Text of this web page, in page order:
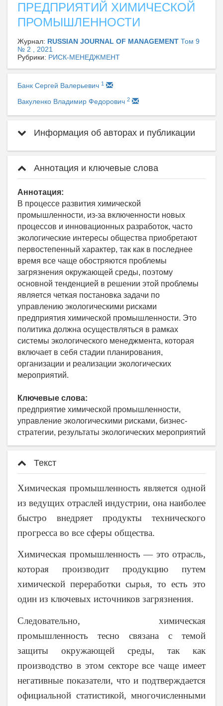
ПРЕДПРИЯТИЙ ХИМИЧЕСКОЙ
ПРОМЫШЛЕННОСТИ
Журнал: RUSSIAN JOURNAL OF MANAGEMENT Том 9
№ 2 , 2021
Рубрики: РИСК-МЕНЕДЖМЕНТ
Банк Сергей Валерьевич 1
Вакуленко Владимир Федорович 2
Информация об авторах и публикации
Аннотация и ключевые слова
Аннотация:
В процессе развития химической
промышленности, из-за включенности новых
процессов и инновационных разработок, часто
экологические интересы общества приобретают
первостепенный характер, так как в последнее
время все чаще обостряются проблемы
загрязнения окружающей среды, поэтому
основной тенденцией в решении этой проблемы
является четкая постановка задачи по
управлению экологическими рисками
предприятия химической промышленности. Это
политика должна осуществляться в рамках
системы экологического менеджмента, которая
включает в себя стадии планирования,
организации и реализации экологических
мероприятий.
Ключевые слова:
предприятие химической промышленности,
управление экологическими рисками, бизнес-
стратегии, результаты экологических мероприятий
Текст
Химическая промышленность является одной
из ведущих отраслей индустрии, она наиболее
быстро внедряет продукты технического
прогресса во все сферы общества.
Химическая промышленность — это отрасль,
которая производит продукцию путем
химической переработки сырья, то есть это
один из ключевых источников загрязнения.
Следовательно, химическая
промышленность тесно связана с темой
защиты окружающей среды, так как
производство в этом секторе все чаще имеет
негативные показатели, что и подтверждается
официальной статистикой, многочисленными